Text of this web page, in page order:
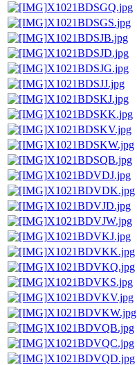
X1021BDSGQ.jpg
X1021BDSGS.jpg
X1021BDSJB.jpg
X1021BDSJD.jpg
X1021BDSJG.jpg
X1021BDSJJ.jpg
X1021BDSKJ.jpg
X1021BDSKK.jpg
X1021BDSKV.jpg
X1021BDSKW.jpg
X1021BDSQB.jpg
X1021BDVDJ.jpg
X1021BDVDK.jpg
X1021BDVJD.jpg
X1021BDVJW.jpg
X1021BDVKJ.jpg
X1021BDVKK.jpg
X1021BDVKQ.jpg
X1021BDVKS.jpg
X1021BDVKV.jpg
X1021BDVKW.jpg
X1021BDVQB.jpg
X1021BDVQC.jpg
X1021BDVQD.jpg